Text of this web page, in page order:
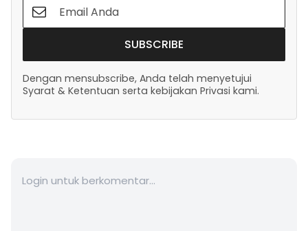
SUBSCRIBE
Dengan mensubscribe, Anda telah menyetujui
Syarat & Ketentuan serta kebijakan Privasi kami.